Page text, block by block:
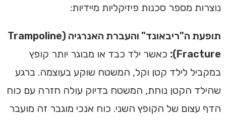
נוצרות מספר סכנות פיזיקליות מיידיות:
תופעת ה"ריבאונד" והעברת האנרגיה (Trampoline
Fracture):
כאשר ילד כבד או מבוגר יותר קופץ
במקביל לילד קטן וקל, המשטח שוקע בעוצמה. ברגע
שהילד הקטן נוחת, המשטח בדיוק עולה חזרה עם כוח
הדף עצום של הקופץ השני. כוח אנכי מוגבר זה מועבר